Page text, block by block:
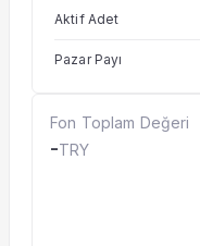
Aktif Adet
Pazar Payı
Fon Toplam Değeri
-TRY